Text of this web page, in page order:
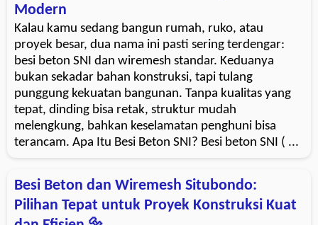
Modern
Kalau kamu sedang bangun rumah, ruko, atau
proyek besar, dua nama ini pasti sering terdengar:
besi beton SNI dan wiremesh standar. Keduanya
bukan sekadar bahan konstruksi, tapi tulang
punggung kekuatan bangunan. Tanpa kualitas yang
tepat, dinding bisa retak, struktur mudah
melengkung, bahkan keselamatan penghuni bisa
terancam. Apa Itu Besi Beton SNI? Besi beton SNI ( ...
Besi Beton dan Wiremesh Situbondo:
Pilihan Tepat untuk Proyek Konstruksi Kuat